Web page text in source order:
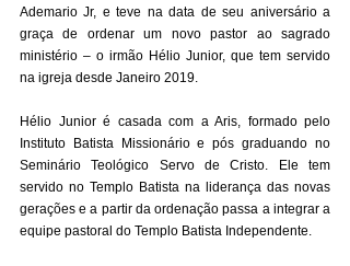
Ademario Jr, e teve na data de seu aniversário a
graça de ordenar um novo pastor ao sagrado
ministério – o irmão Hélio Junior, que tem servido
na igreja desde Janeiro 2019.
Hélio Junior é casada com a Aris, formado pelo
Instituto Batista Missionário e pós graduando no
Seminário Teológico Servo de Cristo. Ele tem
servido no Templo Batista na liderança das novas
gerações e a partir da ordenação passa a integrar a
equipe pastoral do Templo Batista Independente.